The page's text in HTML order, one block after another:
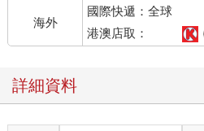
海外
國際快遞：全球
港澳店取：
詳細資料